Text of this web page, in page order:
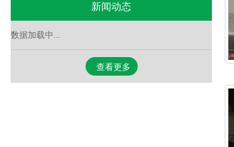
新闻动态
数据加载中...
查看更多